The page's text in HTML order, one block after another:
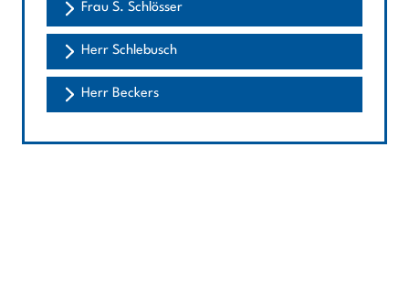
Frau S. Schlösser
Herr Schlebusch
Herr Beckers